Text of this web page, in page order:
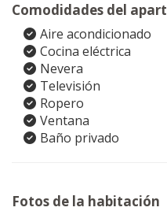
Comodidades del
Aire acondicionado
Cocina eléctrica
Nevera
Televisión
Ropero
Ventana
Baño privado
Fotos de la habitación